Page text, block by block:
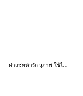
คำแชทน่ารัก สุภาพ ใช้ได้ทุกวัน